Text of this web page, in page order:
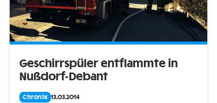
Geschirrspüler entflammte in
Nußdorf-Debant
Chronik 13.03.2014